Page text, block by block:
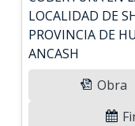
LOCALIDAD DE
PROVINCIA DE
ANCASH
Obra